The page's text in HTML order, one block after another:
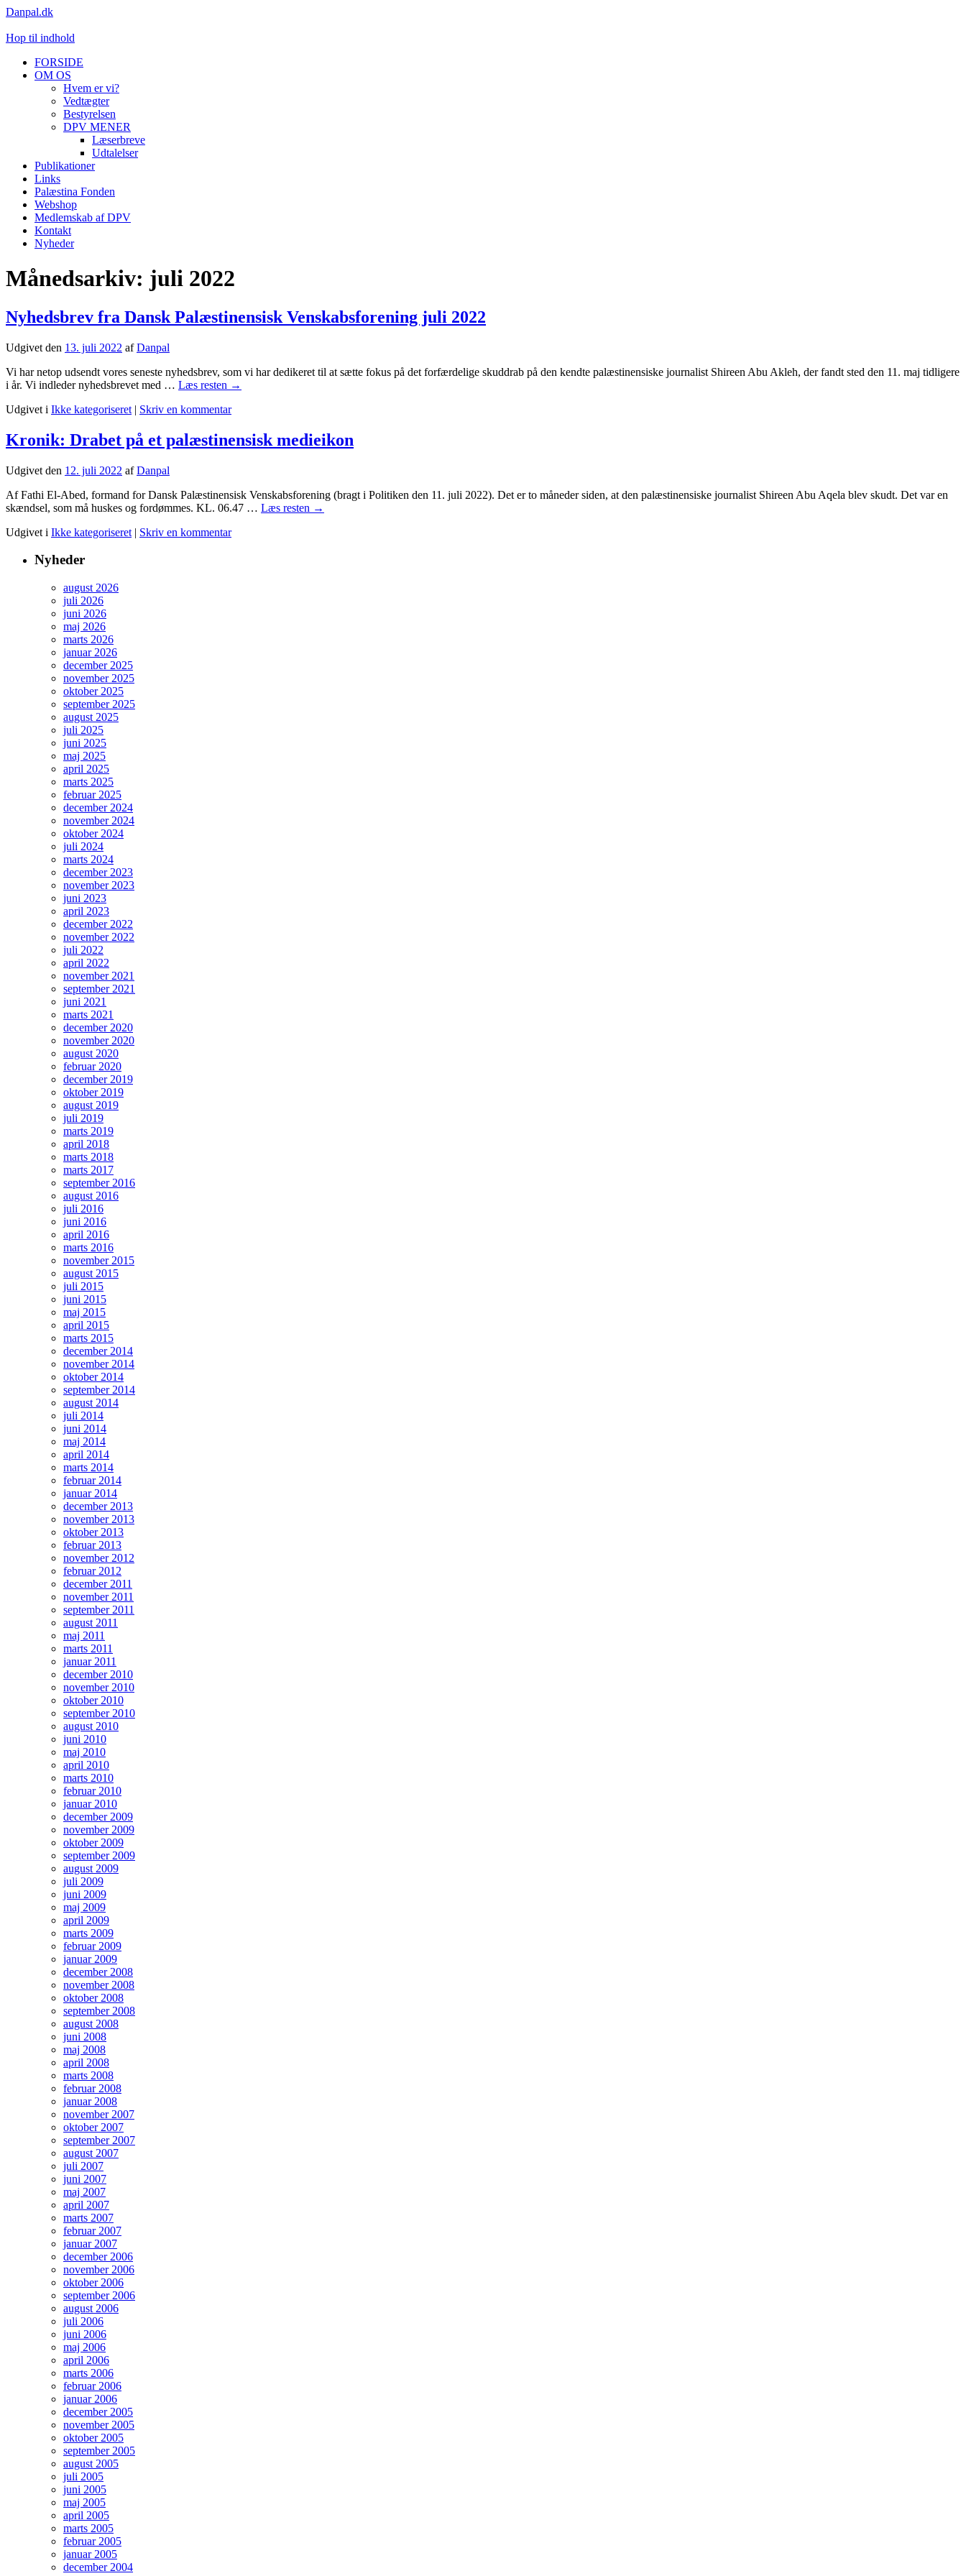
Danpal.dk
Hop til indhold
FORSIDE
OM OS
Hvem er vi?
Vedtægter
Bestyrelsen
DPV MENER
Læserbreve
Udtalelser
Publikationer
Links
Palæstina Fonden
Webshop
Medlemskab af DPV
Kontakt
Nyheder
Månedsarkiv: juli 2022
Nyhedsbrev fra Dansk Palæstinensisk Venskabsforening juli 2022
Udgivet den 13. juli 2022 af Danpal
Vi har netop udsendt vores seneste nyhedsbrev, som vi har dedikeret til at sætte fokus på det forfærdelige skuddrab på den kendte palæstinensiske journalist Shireen Abu Akleh, der fandt sted den 11. maj tidligere
i år. Vi indleder nyhedsbrevet med … Læs resten →
Udgivet i Ikke kategoriseret | Skriv en kommentar
Kronik: Drabet på et palæstinensisk medieikon
Udgivet den 12. juli 2022 af Danpal
Af Fathi El-Abed, formand for Dansk Palæstinensisk Venskabsforening (bragt i Politiken den 11. juli 2022). Det er to måneder siden, at den palæstinensiske journalist Shireen Abu Aqela blev skudt. Det var en
skændsel, som må huskes og fordømmes. KL. 06.47 … Læs resten →
Udgivet i Ikke kategoriseret | Skriv en kommentar
Nyheder
august 2026
juli 2026
juni 2026
maj 2026
marts 2026
januar 2026
december 2025
november 2025
oktober 2025
september 2025
august 2025
juli 2025
juni 2025
maj 2025
april 2025
marts 2025
februar 2025
december 2024
november 2024
oktober 2024
juli 2024
marts 2024
december 2023
november 2023
juni 2023
april 2023
december 2022
november 2022
juli 2022
april 2022
november 2021
september 2021
juni 2021
marts 2021
december 2020
november 2020
august 2020
februar 2020
december 2019
oktober 2019
august 2019
juli 2019
marts 2019
april 2018
marts 2018
marts 2017
september 2016
august 2016
juli 2016
juni 2016
april 2016
marts 2016
november 2015
august 2015
juli 2015
juni 2015
maj 2015
april 2015
marts 2015
december 2014
november 2014
oktober 2014
september 2014
august 2014
juli 2014
juni 2014
maj 2014
april 2014
marts 2014
februar 2014
januar 2014
december 2013
november 2013
oktober 2013
februar 2013
november 2012
februar 2012
december 2011
november 2011
september 2011
august 2011
maj 2011
marts 2011
januar 2011
december 2010
november 2010
oktober 2010
september 2010
august 2010
juni 2010
maj 2010
april 2010
marts 2010
februar 2010
januar 2010
december 2009
november 2009
oktober 2009
september 2009
august 2009
juli 2009
juni 2009
maj 2009
april 2009
marts 2009
februar 2009
januar 2009
december 2008
november 2008
oktober 2008
september 2008
august 2008
juni 2008
maj 2008
april 2008
marts 2008
februar 2008
januar 2008
november 2007
oktober 2007
september 2007
august 2007
juli 2007
juni 2007
maj 2007
april 2007
marts 2007
februar 2007
januar 2007
december 2006
november 2006
oktober 2006
september 2006
august 2006
juli 2006
juni 2006
maj 2006
april 2006
marts 2006
februar 2006
januar 2006
december 2005
november 2005
oktober 2005
september 2005
august 2005
juli 2005
juni 2005
maj 2005
april 2005
marts 2005
februar 2005
januar 2005
december 2004